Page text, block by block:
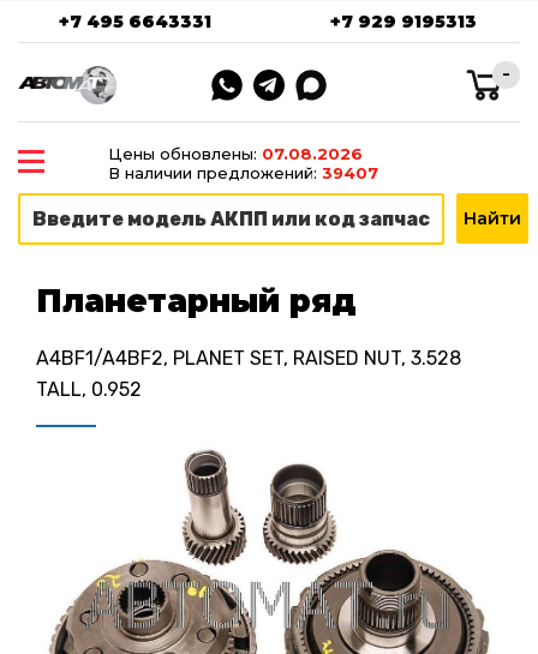
+7 495 6643331 +7 929 9195313
-
Цены обновлены: 07.08.2026
В наличии предложений: 39407
Планетарный ряд
A4BF1/A4BF2, PLANET SET, RAISED NUT, 3.528
TALL, 0.952